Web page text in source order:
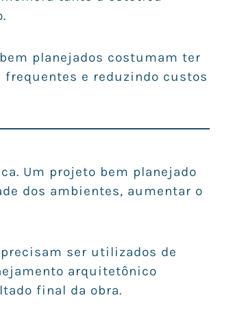
planejados costumam ter
e reduzindo custos
Um projeto bem planejado
dos ambientes, aumentar o
ser utilizados de
arquitetônico
final da obra.